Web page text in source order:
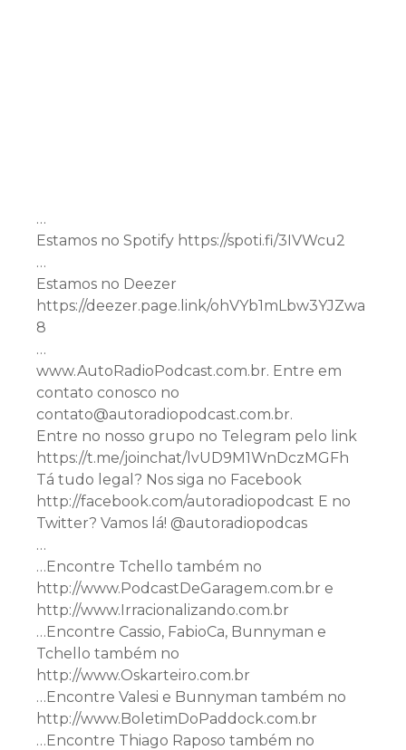
…
Estamos no Spotify https://spoti.fi/3IVWcu2
…
Estamos no Deezer
https://deezer.page.link/ohVYb1mLbw3YJZwa
8
…
www.AutoRadioPodcast.com.br. Entre em
contato conosco no
contato@autoradiopodcast.com.br.
Entre no nosso grupo no Telegram pelo link
https://t.me/joinchat/lvUD9M1WnDczMGFh
Tá tudo legal? Nos siga no Facebook
http://facebook.com/autoradiopodcast E no
Twitter? Vamos lá! @autoradiopodcas
…
…Encontre Tchello também no
http://www.PodcastDeGaragem.com.br e
http://www.Irracionalizando.com.br
…Encontre Cassio, FabioCa, Bunnyman e
Tchello também no
http://www.Oskarteiro.com.br
…Encontre Valesi e Bunnyman também no
http://www.BoletimDoPaddock.com.br
…Encontre Thiago Raposo também no